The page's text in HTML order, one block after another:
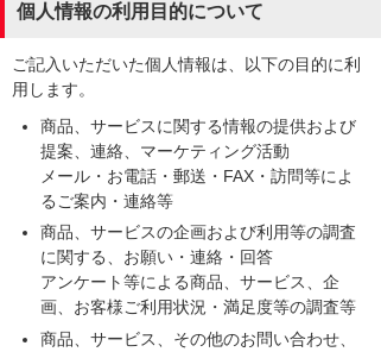
個人情報の利用目的について
ご記入いただいた個人情報は、以下の目的に利
用します。
商品、サービスに関する情報の提供および
提案、連絡、マーケティング活動
メール・お電話・郵送・FAX・訪問等によ
るご案内・連絡等
商品、サービスの企画および利用等の調査
に関する、お願い・連絡・回答
アンケート等による商品、サービス、企
画、お客様ご利用状況・満足度等の調査等
商品、サービス、その他のお問い合わせ、